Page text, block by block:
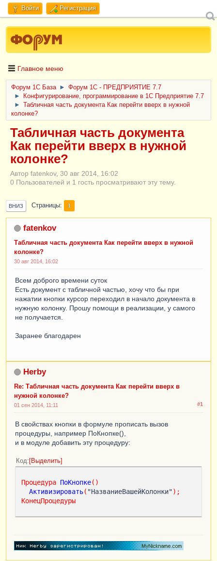
Войти Регистрация
Главное меню
Форум 1C База ►
Форум 1С - ПРЕДПРИЯТИЕ 7.7
►
Конфигурирование, программирование в 1С Предприятие 7.7
►
Табличная часть документа Как перейти вверх в нужной
колонке?
Табличная часть документа
Как перейти вверх в нужной
колонке?
Автор fatenkov, 30 авг 2014, 16:02
0 Пользователей и 1 гость просматривают эту тему.
ВНИЗ Страницы 1
fatenkov
Табличная часть документа Как перейти вверх в нужной
колонке?
30 авг 2014, 16:02
Всем доброго времени суток
Есть документ с табличной частью, хочу что бы при
нажатии кнопки курсор переходил в начало документа в
нужную колонку. Прошу помощи в реализации, у самого
не получается.
Заранее благодарен
Herby
Re: Табличная часть документа Как перейти вверх в
нужной колонке?
#1
01 сен 2014, 11:11
В свойствах кнопки в формуле прописать вызов
процедуры, например ПоКнопке(),
и в модуле добавить эту процедуру:
Код Выделить
Процедура ПоКнопке()
Активизировать( "НазваниеВашейКолонки");
КонецПроцедуры